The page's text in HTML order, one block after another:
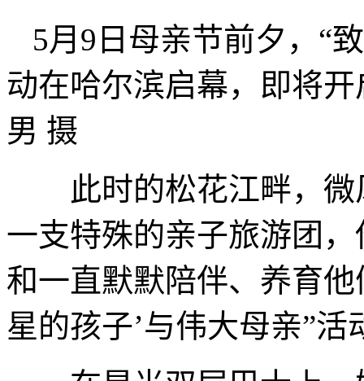
5月9日母亲节前夕，“
动在哈尔滨启幕，即将
男 摄
此时的松花江畔，微
一支特殊的亲子旅游团
和一直默默陪伴、养育
星的孩子’与伟大母亲”活